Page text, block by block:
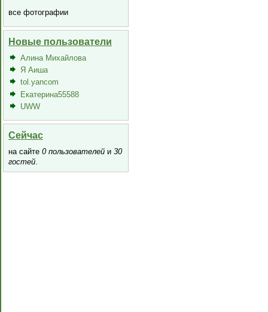
все фотографии
Новые пользователи
Алина Михайлова
Я Аиша
tol.yancom
Екатерина55588
UWW
Сейчас
на сайте 0 пользователей и 30
гостей.